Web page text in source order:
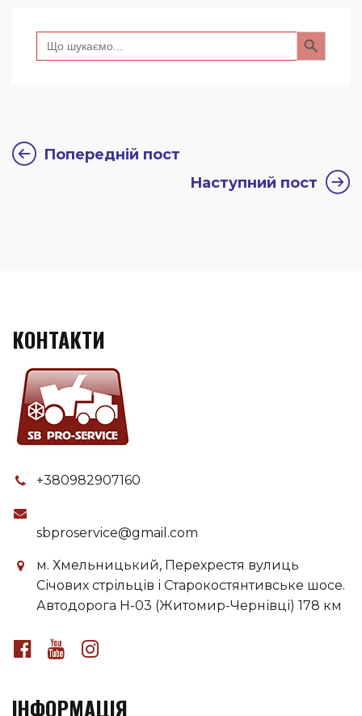
Search
for:
Search Button
Попередній пост
Наступний пост
КОНТАКТИ
+380982907160
sbproservice@gmail.com
м. Хмельницький, Перехрестя вулиць
Січових стрільців і Старокостянтивське шосе.
Автодорога H-03 (Житомир-Чернівці) 178 км
ІНФОРМАЦІЯ